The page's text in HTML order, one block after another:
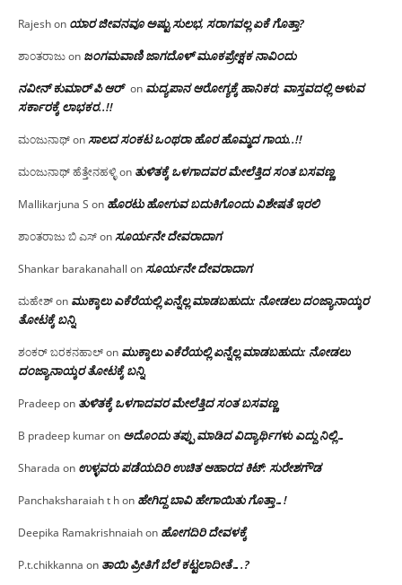
Rajeshon ಯಾರ ಜೀವನವೂ ಅಷ್ಟು ಸುಲಭ, ಸರಾಗವಲ್ಲ ಏಕೆ ಗೊತ್ತಾ?
ಶಾಂತರಾಜುon ಜಂಗಮವಾಣಿ ಜಾಗದೊಳ್ ಮೂಕಪ್ರೇಕ್ಷಕ ನಾವಿಂದು
ನವೀನ್ ಕುಮಾರ್ ಪಿ ಆರ್ on ಮದ್ಯಪಾನ ಆರೋಗ್ಯಕ್ಕೆ ಹಾನಿಕರ; ವಾಸ್ತವದಲ್ಲಿ ಅಳುವ
ಸರ್ಕಾರಕ್ಕೆ ಲಾಭಕರ..!!
ಮಂಜುನಾಥ್onಸಾಲದ ಸಂಕಟ ಒಂಥರಾ ಹೊರ ಹೊಮ್ಮದ ಗಾಯ..!!
ಮಂಜುನಾಥ್ ಹೆತ್ತೇನಹಳ್ಳಿon ತುಳಿತಕ್ಕೆ ಒಳಗಾದವರ ಮೇಲೆತ್ತಿದ ಸಂತ ಬಸವಣ್ಣ
Mallikarjuna S on ಹೊರಟು ಹೋಗುವ ಬದುಕಿಗೊಂದು ವಿಶೇಷತೆ ಇರಲಿ
ಶಾಂತರಾಜು ಬಿ ಎಸ್onಸೂರ್ಯನೇ ದೇವರಾದಾಗ
Shankar barakanahall onಸೂರ್ಯನೇ ದೇವರಾದಾಗ
ಮಹೇಶ್on ಮುಕ್ಕಾಲು ಎಕೆರೆಯಲ್ಲಿ ಏನ್ನೆಲ್ಲ‌ ಮಾಡಬಹುದು: ನೋಡಲು ದಂಜ್ಯಾನಾಯ್ಕರ
ತೋಟಕ್ಕೆ ಬನ್ನಿ
ಶಂಕರ್ ಬರಕನಹಾಲ್on ಮುಕ್ಕಾಲು ಎಕೆರೆಯಲ್ಲಿ ಏನ್ನೆಲ್ಲ‌ ಮಾಡಬಹುದು: ನೋಡಲು
ದಂಜ್ಯಾನಾಯ್ಕರ ತೋಟಕ್ಕೆ ಬನ್ನಿ
Pradeepon ತುಳಿತಕ್ಕೆ ಒಳಗಾದವರ ಮೇಲೆತ್ತಿದ ಸಂತ ಬಸವಣ್ಣ
B pradeep kumaron ಅದೊಂದು ತಪ್ಪು ಮಾಡಿದ ವಿದ್ಯಾರ್ಥಿಗಳು ಎದ್ದು ನಿಲ್ಲಿ…
Sharada on ಉಳ್ಳವರು ಪಡೆಯದಿರಿ ಉಚಿತ ಆಹಾರದ ಕಿಟ್: ಸುರೇಶಗೌಡ
Panchaksharaiah t hon ಹೇಗಿದ್ದ ಬಾವಿ ಹೇಗಾಯಿತು ಗೊತ್ತಾ…!
Deepika Ramakrishnaiahon ಹೋಗದಿರಿ ದೇವಳಕ್ಕೆ
P.t.chikkanna on ತಾಯಿ ಪ್ರೀತಿಗೆ ಬೆಲೆ ಕಟ್ಟಲಾದೀತೆ….?